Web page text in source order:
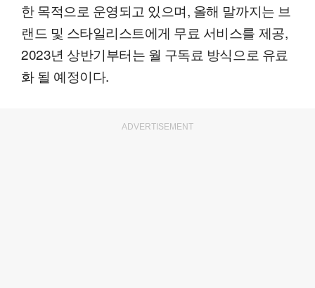
한 목적으로 운영되고 있으며, 올해 말까지는 브
랜드 및 스타일리스트에게 무료 서비스를 제공,
2023년 상반기부터는 월 구독료 방식으로 유료
화 될 예정이다.
ADVERTISEMENT